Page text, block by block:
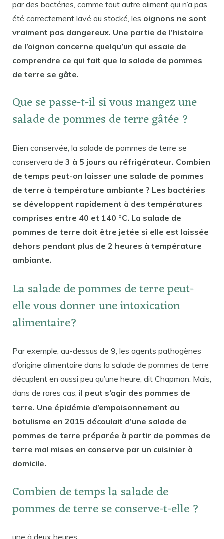
par des bactéries, comme tout autre aliment qui n’a pas
été correctement lavé ou stocké, les oignons ne sont
vraiment pas dangereux. Une partie de l’histoire
de l’oignon concerne quelqu’un qui essaie de
comprendre ce qui fait que la salade de pommes
de terre se gâte.
Que se passe-t-il si vous mangez une
salade de pommes de terre gâtée ?
Bien conservée, la salade de pommes de terre se
conservera de 3 à 5 jours au réfrigérateur. Combien
de temps peut-on laisser une salade de pommes
de terre à température ambiante ? Les bactéries
se développent rapidement à des températures
comprises entre 40 et 140 °C. La salade de
pommes de terre doit être jetée si elle est laissée
dehors pendant plus de 2 heures à température
ambiante.
La salade de pommes de terre peut-
elle vous donner une intoxication
alimentaire?
Par exemple, au-dessus de 9, les agents pathogènes
d’origine alimentaire dans la salade de pommes de terre
décuplent en aussi peu qu’une heure, dit Chapman. Mais,
dans de rares cas, il peut s’agir des pommes de
terre. Une épidémie d’empoisonnement au
botulisme en 2015 découlait d’une salade de
pommes de terre préparée à partir de pommes de
terre mal mises en conserve par un cuisinier à
domicile.
Combien de temps la salade de
pommes de terre se conserve-t-elle ?
une à deux heures